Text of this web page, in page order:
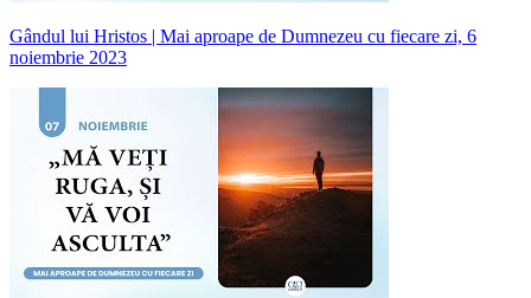
Gândul lui Hristos | Mai aproape de Dumnezeu cu fiecare zi, 6
noiembrie 2023